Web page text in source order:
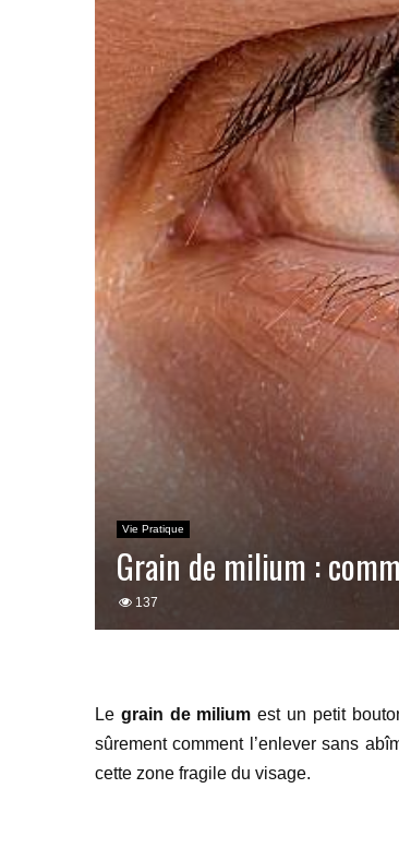
Vie Pratique
Grain de milium :
137
Le grain de milium est un petit
sûrement comment l’enlever sans
cette zone fragile du visage.